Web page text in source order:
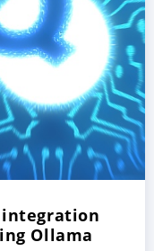
integration
Ollama